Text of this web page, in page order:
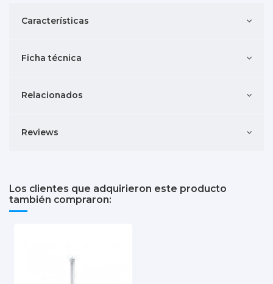
Características
Ficha técnica
Relacionados
Reviews
Los clientes que adquirieron este producto
también compraron: